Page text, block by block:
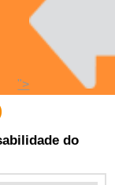
">
do